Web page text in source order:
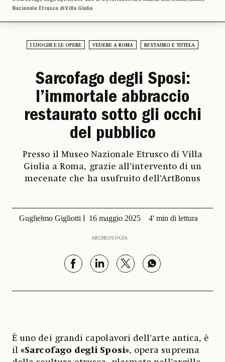
Nazionale Etrusco di Villa Giulia
I LUOGHI E LE OPERE VEDERE A ROMA RESTAURO E TUTELA
Sarcofago degli Sposi:
l’immortale abbraccio
restaurato sotto gli occhi
del pubblico
Presso il Museo Nazionale Etrusco di Villa
Giulia a Roma, grazie all’intervento di un
mecenate che ha usufruito dell’ArtBonus
Guglielmo Gigliotti 16 maggio 2025 4' min di lettura
ARCHEOLOGIA
È uno dei grandi capolavori dell’arte antica, è
il«Sarcofago degli Sposi», opera suprema